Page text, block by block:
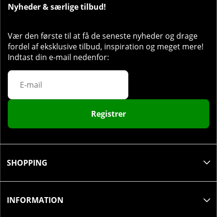
Tag 1 kapsel dagligt i forbindelse med et måltid.
Information: Dette er et kosttilskud og bør ikke
anvendes som erstatning for en varieret kost.
Anvendes ikke, hvis du er allergisk over for nogen af
ingredienserne. Den anbefalede dosis bør ikke
overskrides. Åbnet emballage bør anvendes inden
for 6 måneder. Opbevares tørt og godt lukket samt
Nyheder & særlige tilbud!
Vær den første til at få de seneste nyheder og drage
fordel af eksklusive tilbud, inspiration og meget mere!
Indtast din e-mail nedenfor:
Registrer
SHOPPING
INFORMATION